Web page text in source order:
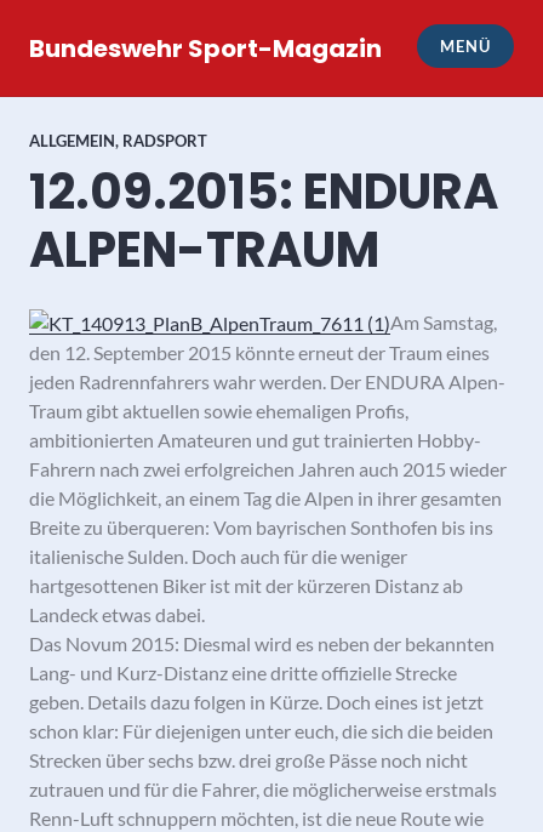
InhaltBundeswehr Sport-Magazin MENÜ
ALLGEMEIN, RADSPORT
12.09.2015: ENDURA
ALPEN-TRAUM
Am Samstag,
den 12. September 2015 könnte erneut der Traum eines
jeden Radrennfahrers wahr werden. Der ENDURA Alpen-
Traum gibt aktuellen sowie ehemaligen Profis,
ambitionierten Amateuren und gut trainierten Hobby-
Fahrern nach zwei erfolgreichen Jahren auch 2015 wieder
die Möglichkeit, an einem Tag die Alpen in ihrer gesamten
Breite zu überqueren: Vom bayrischen Sonthofen bis ins
italienische Sulden. Doch auch für die weniger
hartgesottenen Biker ist mit der kürzeren Distanz ab
Landeck etwas dabei.
Das Novum 2015: Diesmal wird es neben der bekannten
Lang- und Kurz-Distanz eine dritte offizielle Strecke
geben. Details dazu folgen in Kürze. Doch eines ist jetzt
schon klar: Für diejenigen unter euch, die sich die beiden
Strecken über sechs bzw. drei große Pässe noch nicht
zutrauen und für die Fahrer, die möglicherweise erstmals
Renn-Luft schnuppern möchten, ist die neue Route wie